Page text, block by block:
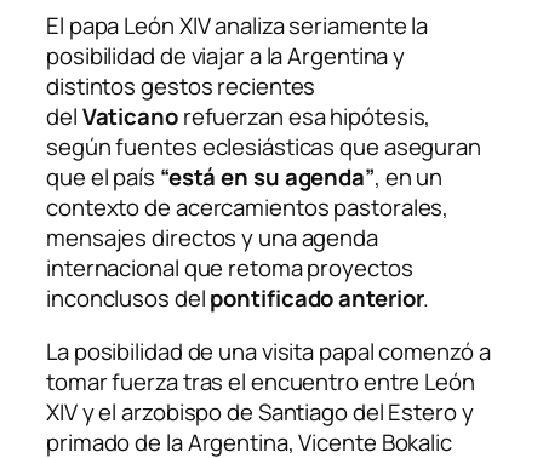
El papa León XIV analiza seriamente la
posibilidad de viajar a la Argentina y
distintos gestos recientes
delVaticanorefuerzan esa hipótesis,
según fuentes eclesiásticas que aseguran
que el país “está en su agenda”, en un
contexto de acercamientos pastorales,
mensajes directos y una agenda
internacional que retoma proyectos
inconclusos delpontificado anterior.
La posibilidad de una visita papal comenzó a
tomar fuerza tras el encuentro entre León
XIV y el arzobispo de Santiago del Estero y
primado de la Argentina, Vicente Bokalic